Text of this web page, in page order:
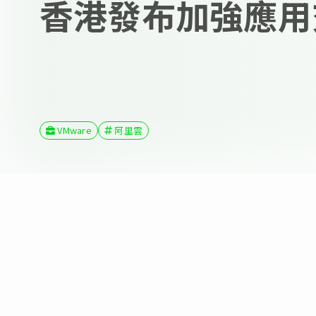
香港發布加強應
VMware 阿里雲